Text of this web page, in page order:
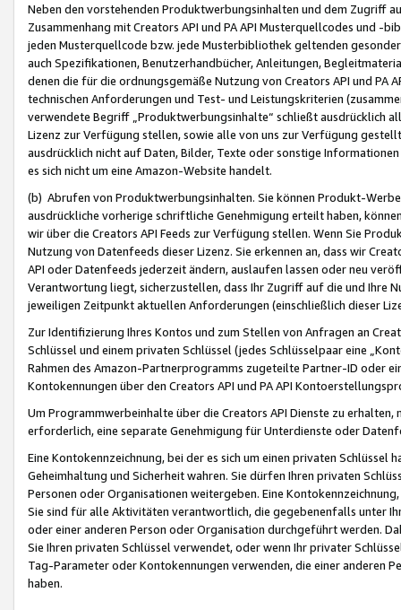
Neben den vorstehenden Produktwerbungsinhalten und dem Zugriff
Zusammenhang mit Creators API und PA API Musterquellcodes und
jeden Musterquellcode bzw. jede Musterbibliothek geltenden
auch Spezifikationen, Benutzerhandbücher, Anleitungen,
denen die für die ordnungsgemäße Nutzung von Creators API und PA
technischen Anforderungen und Test- und Leistungskriterien
verwendete Begriff „Produktwerbungsinhalte“ schließt ausdrücklich
Lizenz zur Verfügung stellen, sowie alle von uns zur Verfügung
ausdrücklich nicht auf Daten, Bilder, Texte oder sonstige
es sich nicht um eine Amazon-Website handelt.
(b) Abrufen von Produktwerbungsinhalten. Sie können Produkt-
ausdrückliche vorherige schriftliche Genehmigung erteilt haben,
wir über die Creators API Feeds zur Verfügung stellen. Wenn Sie
Nutzung von Datenfeeds dieser Lizenz. Sie erkennen an, dass wir
API oder Datenfeeds jederzeit ändern, auslaufen lassen oder neu
Verantwortung liegt, sicherzustellen, dass Ihr Zugriff auf die und Ihre
jeweiligen Zeitpunkt aktuellen Anforderungen (einschließlich dieser
Zur Identifizierung Ihres Kontos und zum Stellen von Anfragen an
Schlüssel und einem privaten Schlüssel (jedes Schlüsselpaar eine
Rahmen des Amazon-Partnerprogramms zugeteilte Partner-ID oder
Kontokennungen über den Creators API und PA API
Um Programmwerbeinhalte über die Creators API Dienste zu
erforderlich, eine separate Genehmigung für Unterdienste oder
Eine Kontokennzeichnung, bei der es sich um einen privaten
Geheimhaltung und Sicherheit wahren. Sie dürfen Ihren privaten
Personen oder Organisationen weitergeben. Eine
Sie sind für alle Aktivitäten verantwortlich, die gegebenenfalls unter
oder einer anderen Person oder Organisation durchgeführt werden.
Sie Ihren privaten Schlüssel verwendet, oder wenn Ihr privater
Tag-Parameter oder Kontokennungen verwenden, die einer anderen
haben.